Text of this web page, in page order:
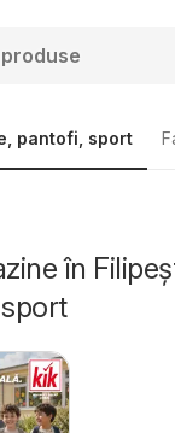
pantofi, sport
în